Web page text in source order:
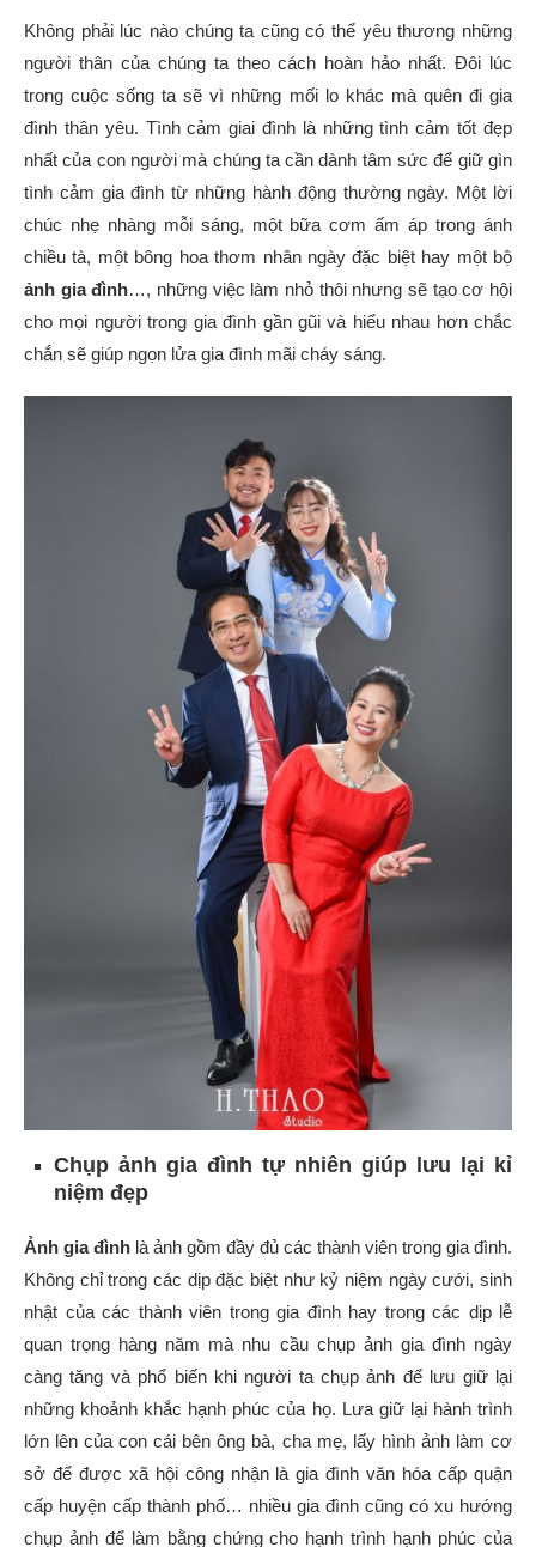
Không phải lúc nào chúng ta cũng có thể yêu thương những
người thân của chúng ta theo cách hoàn hảo nhất. Đôi lúc
trong cuộc sống ta sẽ vì những mối lo khác mà quên đi gia
đình thân yêu. Tình cảm giai đình là những tình cảm tốt đẹp
nhất của con người mà chúng ta cần dành tâm sức để giữ gìn
tình cảm gia đình từ những hành động thường ngày. Một lời
chúc nhẹ nhàng mỗi sáng, một bữa cơm ấm áp trong ánh
chiều tà, một bông hoa thơm nhân ngày đặc biệt hay một bộ
ảnh gia đình…, những việc làm nhỏ thôi nhưng sẽ tạo cơ hội
cho mọi người trong gia đình gần gũi và hiểu nhau hơn chắc
chắn sẽ giúp ngọn lửa gia đình mãi cháy sáng.
Chụp ảnh gia đình tự nhiên giúp lưu lại kỉ
niệm đẹp
Ảnh gia đình là ảnh gồm đầy đủ các thành viên trong gia đình.
Không chỉ trong các dịp đặc biệt như kỷ niệm ngày cưới, sinh
nhật của các thành viên trong gia đình hay trong các dịp lễ
quan trọng hàng năm mà nhu cầu chụp ảnh gia đình ngày
càng tăng và phổ biến khi người ta chụp ảnh để lưu giữ lại
những khoảnh khắc hạnh phúc của họ. Lưa giữ lại hành trình
lớn lên của con cái bên ông bà, cha mẹ, lấy hình ảnh làm cơ
sở để được xã hội công nhận là gia đình văn hóa cấp quận
cấp huyện cấp thành phố… nhiều gia đình cũng có xu hướng
chụp ảnh để làm bằng chứng cho hạnh trình hạnh phúc của